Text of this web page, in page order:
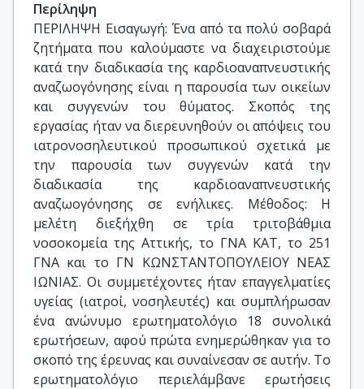
Περίληψη
ΠΕΡΙΛΗΨΗ Εισαγωγή: Ένα από τα πολύ σοβαρά
ζητήματα που καλούμαστε να διαχειριστούμε
κατά την διαδικασία της καρδιοαναπνευστικής
αναζωογόνησης είναι η παρουσία των οικείων
και συγγενών του θύματος. Σκοπός της
εργασίας ήταν να διερευνηθούν οι απόψεις του
ιατρονοσηλευτικού προσωπικού σχετικά με
την παρουσία των συγγενών κατά την
διαδικασία της καρδιοαναπνευστικής
αναζωογόνησης σε ενήλικες. Μέθοδος: Η
μελέτη διεξήχθη σε τρία τριτοβάθμια
νοσοκομεία της Αττικής, το ΓΝΑ ΚΑΤ, το 251
ΓΝΑ και το ΓΝ ΚΩΝΣΤΑΝΤΟΠΟΥΛΕΙΟΥ ΝΕΑΣ
ΙΩΝΙΑΣ. Οι συμμετέχοντες ήταν επαγγελματίες
υγείας (ιατροί, νοσηλευτές) και συμπλήρωσαν
ένα ανώνυμο ερωτηματολόγιο 18 συνολικά
ερωτήσεων, αφού πρώτα ενημερώθηκαν για το
σκοπό της έρευνας και συναίνεσαν σε αυτήν. Το
ερωτηματολόγιο περιελάμβανε ερωτήσεις